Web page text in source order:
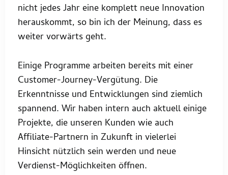
nicht jedes Jahr eine komplett neue Innovation
herauskommt, so bin ich der Meinung, dass es
weiter vorwärts geht.
Einige Programme arbeiten bereits mit einer
Customer-Journey-Vergütung. Die
Erkenntnisse und Entwicklungen sind ziemlich
spannend. Wir haben intern auch aktuell einige
Projekte, die unseren Kunden wie auch
Affiliate-Partnern in Zukunft in vielerlei
Hinsicht nützlich sein werden und neue
Verdienst-Möglichkeiten öffnen.